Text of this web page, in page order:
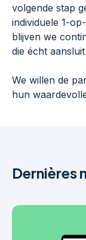
volgende stap
individuele 1-
blijven we
die écht
We willen de
hun
Dernières